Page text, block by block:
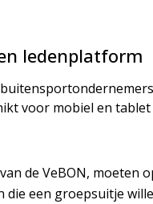
ledenplatform
voor mobiel en
de VeBON, moeten
die een groepsuitje